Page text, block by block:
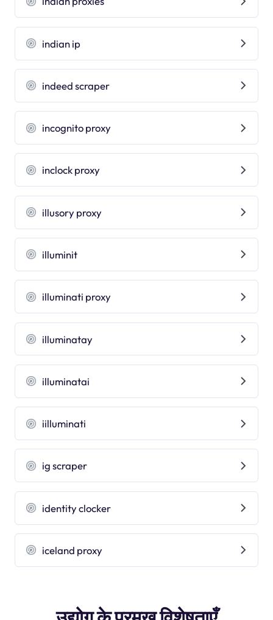
indian ip
indeed scraper
incognito proxy
inclock proxy
illusory proxy
illuminit
illuminati proxy
illuminatay
illuminatai
iilluminati
ig scraper
identity clocker
iceland proxy